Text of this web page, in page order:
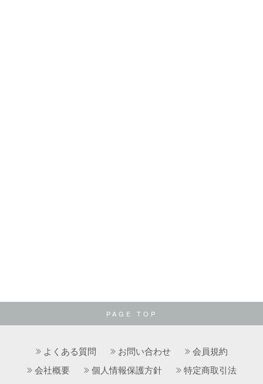
PAGE TOP
よくある質問 お問い合わせ
会員規約
会社概要
個人情報保護方針
特定商取引法